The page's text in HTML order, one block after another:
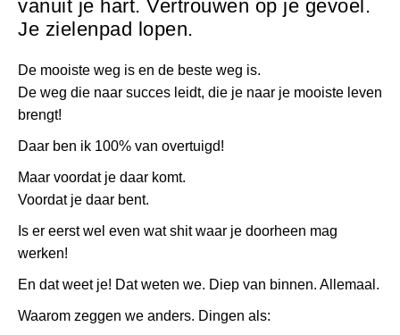
vanuit je hart. Vertrouwen op je gevoel.
Je zielenpad lopen.
De mooiste weg is en de beste weg is.
De weg die naar succes leidt, die je naar je mooiste leven
brengt!
Daar ben ik 100% van overtuigd!
Maar voordat je daar komt.
Voordat je daar bent.
Is er eerst wel even wat shit waar je doorheen mag
werken!
En dat weet je! Dat weten we. Diep van binnen. Allemaal.
Waarom zeggen we anders. Dingen als: